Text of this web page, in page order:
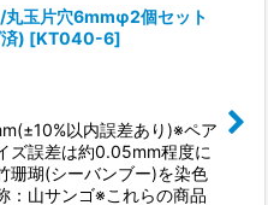
丸玉片穴6mmφ2個セット
) [KT040-6]
以内誤差あり)※ペア
ズ誤差は約0.05mm程度に
珊瑚(シーバンブー)を染色
：山サンゴ※これらの商品